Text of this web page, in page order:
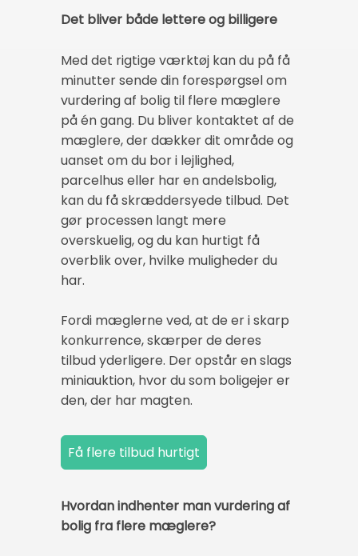
Det bliver både lettere og billigere
Med det rigtige værktøj kan du på få
minutter sende din forespørgsel om
vurdering af bolig til flere mæglere
på én gang. Du bliver kontaktet af de
mæglere, der dækker dit område og
uanset om du bor i lejlighed,
parcelhus eller har en andelsbolig,
kan du få skræddersyede tilbud. Det
gør processen langt mere
overskuelig, og du kan hurtigt få
overblik over, hvilke muligheder du
har.
Fordi mæglerne ved, at de er i skarp
konkurrence, skærper de deres
tilbud yderligere. Der opstår en slags
miniauktion, hvor du som boligejer er
den, der har magten.
Hvordan indhenter man vurdering af
bolig fra flere mæglere?